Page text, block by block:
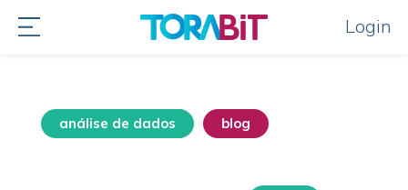
Login
análise de dados blog